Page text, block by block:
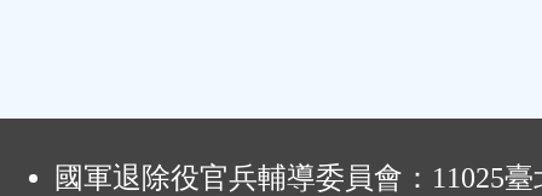
國軍退除役官兵輔導委員會：11025